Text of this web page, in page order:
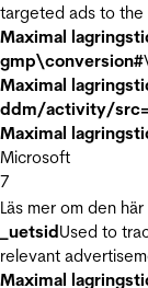
targeted ads to the
Maximal
gmp\conversion#
Maximal
ddm/activity/
Maximal
Microsoft
7
Läs mer om den
_uetsidUsed to
relevant
Maximal